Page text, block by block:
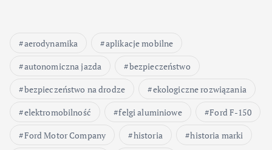
aerodynamika
aplikacje mobilne
autonomiczna jazda
bezpieczeństwo
bezpieczeństwo na drodze
ekologiczne rozwiązania
elektromobilność
felgi aluminiowe
Ford F-150
Ford Motor Company
historia
historia marki